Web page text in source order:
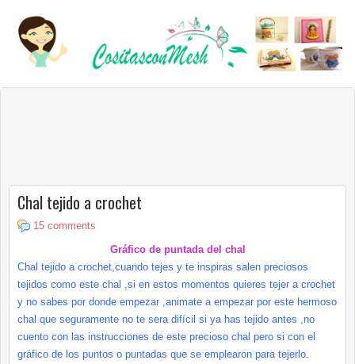
Chal tejido a crochet
15 comments
Gráfico de puntada del chal
Chal tejido a crochet,cuando tejes y te inspiras salen preciosos
tejidos como este chal ,si en estos momentos quieres tejer a crochet
y no sabes por donde empezar ,animate a empezar por este hermoso
chal que seguramente no te sera difícil si ya has tejido antes ,no
cuento con las instrucciones de este precioso chal pero si con el
gráfico de los puntos o puntadas que se emplearon para tejerlo